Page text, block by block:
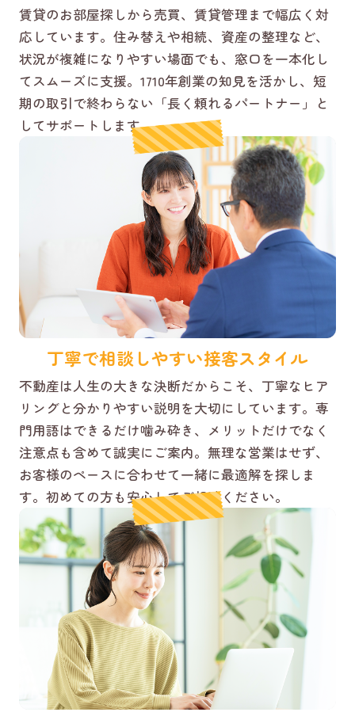
賃貸のお部屋探しから売買、賃貸管理まで幅広く対
応しています。住み替えや相続、資産の整理など、
状況が複雑になりやすい場面でも、窓口を一本化し
てスムーズに支援。1710年創業の知見を活かし、短
期の取引で終わらない「長く頼れるパートナー」と
してサポートします。
丁寧で相談しやすい接客スタイル
不動産は人生の大きな決断だからこそ、丁寧なヒア
リングと分かりやすい説明を大切にしています。専
門用語はできるだけ噛み砕き、メリットだけでなく
注意点も含めて誠実にご案内。無理な営業はせず、
お客様のペースに合わせて一緒に最適解を探しま
す。初めての方も安心してご相談ください。